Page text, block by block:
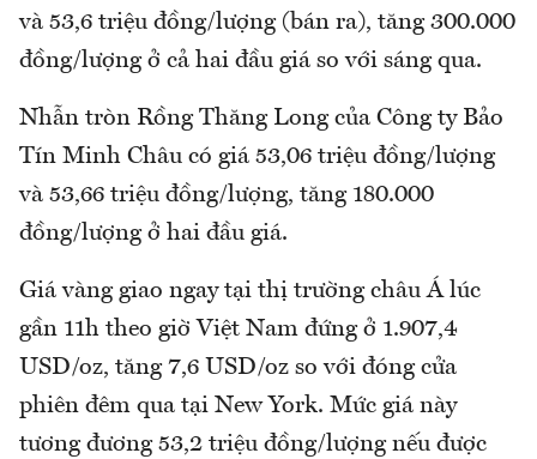
và 53,6 triệu đồng/lượng (bán ra), tăng 300.000
đồng/lượng ở cả hai đầu giá so với sáng qua.
Nhẫn tròn Rồng Thăng Long của Công ty Bảo
Tín Minh Châu có giá 53,06 triệu đồng/lượng
và 53,66 triệu đồng/lượng, tăng 180.000
đồng/lượng ở hai đầu giá.
Giá vàng giao ngay tại thị trường châu Á lúc
gần 11h theo giờ Việt Nam đứng ở 1.907,4
USD/oz, tăng 7,6 USD/oz so với đóng cửa
phiên đêm qua tại New York. Mức giá này
tương đương 53,2 triệu đồng/lượng nếu được